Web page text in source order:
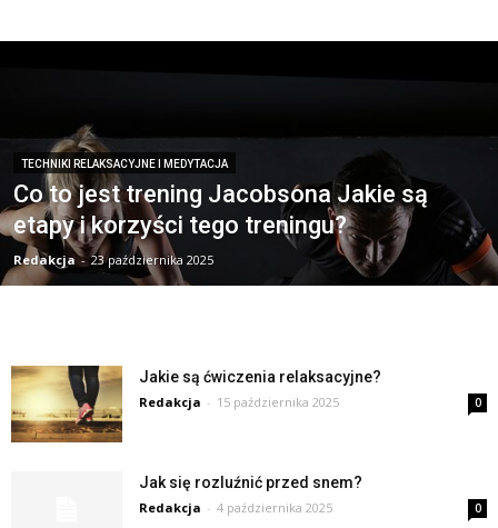
TECHNIKI RELAKSACYJNE I MEDYTACJA
Co to jest trening Jacobsona Jakie są
etapy i korzyści tego treningu?
Redakcja - 23 października 2025
Jakie są ćwiczenia relaksacyjne?
Redakcja - 15 października 2025 0
Jak się rozluźnić przed snem?
Redakcja - 4 października 2025 0